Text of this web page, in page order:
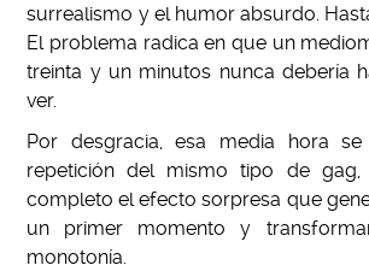
surrealismo y el humor absurdo.
El problema radica en que un
treinta y un minutos nunca debería
ver.
Por desgracia, esa media hora
repetición del mismo tipo de gag,
completo el efecto sorpresa que
un primer momento y
monotonía.